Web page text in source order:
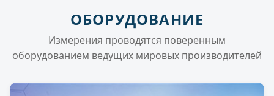
ОБОРУДОВАНИЕ
Измерения проводятся поверенным
оборудованием ведущих мировых производителей